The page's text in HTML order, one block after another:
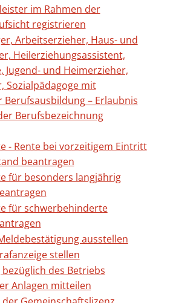
im Rahmen der
registrieren
Arbeitserzieher, Haus- und
Heilerziehungsassistent,
Jugend- und Heimerzieher,
Sozialpädagoge mit
Berufsausbildung – Erlaubnis
Berufsbezeichnung
- Rente bei vorzeitigem Eintritt
beantragen
für besonders langjährig
für schwerbehinderte
ausstellen
stellen
des Betriebs
Anlagen mitteilen